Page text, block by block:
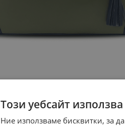
Този уебсайт
Ние използваме бисквитки, за